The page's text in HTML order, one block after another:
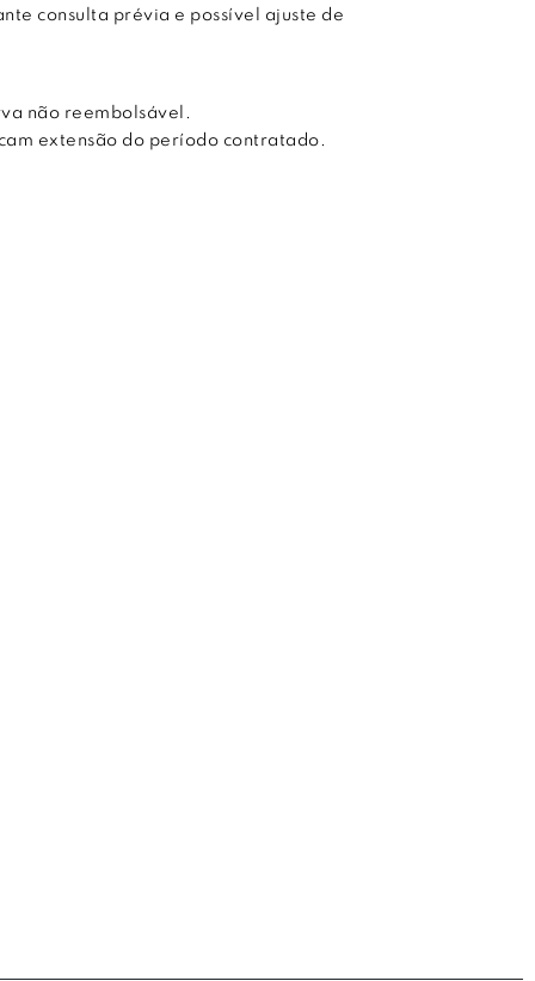
consulta prévia e possível ajuste de
não reembolsável.
extensão do período contratado.